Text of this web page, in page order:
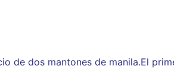
de dos mantones de manila.El